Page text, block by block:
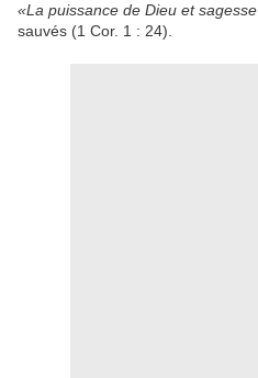
«La puissance de Dieu et sagesse
sauvés (1 Cor. 1 : 24)